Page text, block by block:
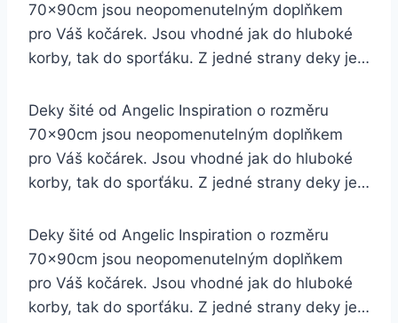
70x90cm jsou neopomenutelným doplňkem
pro Váš kočárek. Jsou vhodné jak do hluboké
korby, tak do sporťáku. Z jedné strany deky je…
Deky šité od Angelic Inspiration o rozměru
70x90cm jsou neopomenutelným doplňkem
pro Váš kočárek. Jsou vhodné jak do hluboké
korby, tak do sporťáku. Z jedné strany deky je…
Deky šité od Angelic Inspiration o rozměru
70x90cm jsou neopomenutelným doplňkem
pro Váš kočárek. Jsou vhodné jak do hluboké
korby, tak do sporťáku. Z jedné strany deky je…